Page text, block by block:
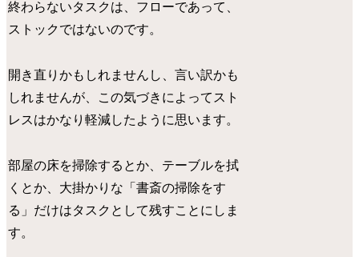
終わらないタスクは、フローであって、
ストックではないのです。
開き直りかもしれませんし、言い訳かも
しれませんが、この気づきによってスト
レスはかなり軽減したように思います。
部屋の床を掃除するとか、テーブルを拭
くとか、大掛かりな「書斎の掃除をす
る」だけはタスクとして残すことにしま
す。